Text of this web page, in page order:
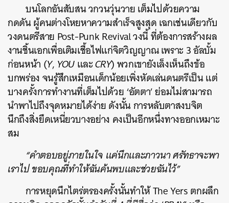
บนโลกอันสับสน วกวนวุ่นวาย เต็มไปด้วยความ
กดดัน ผู้คนต่างโหยหาความสำเร็จสูงสุด เฉกเช่นเดียวกับ
วงดนตรีสาย Post-Punk Revival วงนี้ ที่ต้องการสร้างผล
งานชิ้นเอกเพื่อเติมเชื้อไฟแก่จิตวิญญาณ เพราะ 3 อัลบั้ม
ก่อนหน้า (Y, YOUและCRY) พวกเขายังเล็งเห็นถึงข้อ
บกพร่อง จนรู้สึกเหมือนเด็กน้อยเพิ่งหัดเล่นดนตรีเป็น แต่
บางครั้งการทำงานที่เต็มไปด้วย ‘อัตตา’ ย่อมไม่สามารถ
นำพาไปถึงจุดหมายได้ง่าย ดังนั้น การหลับตาสงบจิต
นึกถึงสิ่งยึดเหนี่ยวบางอย่าง คงเป็นอีกหนึ่งทางออกเหมาะ
สม
“คำตอบอยู่ภายในใจ แค่นึกและภาวนา ศรัทธาจะพา
เราไป ขอบคุณที่ทำให้ฉันค้นพบและช่วยฉันไว้”
การหยุดนึกไตร่ตรองครั้งนั้นทำให้ The Yers ตกผลึก